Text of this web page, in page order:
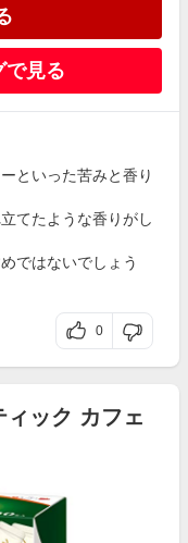
で見る
といった苦みと香り
てたような香りがし
ではないでしょう
0
ック カフェ